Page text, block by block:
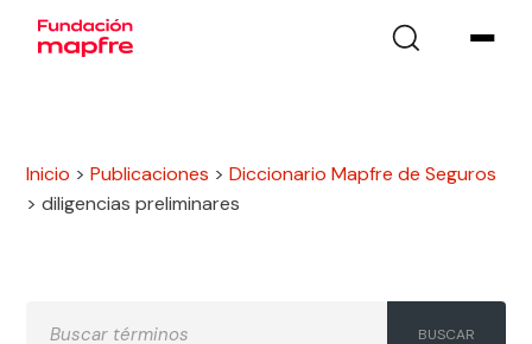
Inicio >Publicaciones >Diccionario Mapfre de Seguros
>diligencias preliminares